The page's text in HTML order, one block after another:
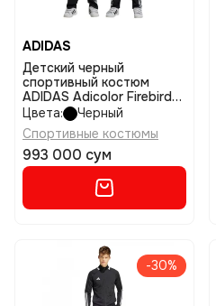
ADIDAS
Детский черный
спортивный костюм
ADIDAS Adicolor Firebird
Track Suit Kids размер
122
Цвета:
Черный
Спортивные костюмы
993 000 сум
-30%